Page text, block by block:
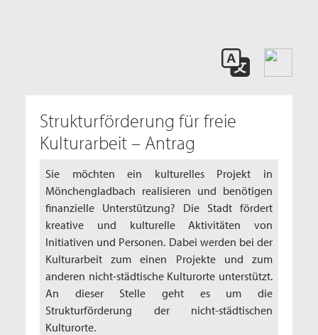
Strukturförderung für freie
Kulturarbeit – Antrag
Sie möchten ein kulturelles Projekt in
Mönchengladbach realisieren und benötigen
finanzielle Unterstützung? Die Stadt fördert
kreative und kulturelle Aktivitäten von
Initiativen und Personen. Dabei werden bei der
Kulturarbeit zum einen Projekte und zum
anderen nicht-städtische Kulturorte unterstützt.
An dieser Stelle geht es um die
Strukturförderung der nicht-städtischen
Kulturorte.